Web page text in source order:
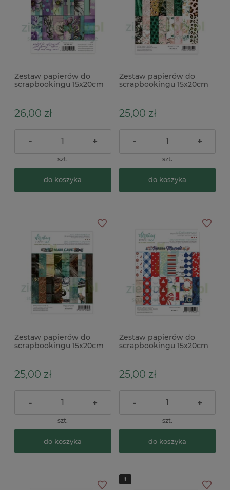
Zestaw papierów do
scrapbookingu 15x20cm
26,00 zł
- +
szt.
do koszyka
Zestaw papierów do
scrapbookingu 15x20cm
25,00 zł
- +
szt.
do koszyka
Zestaw papierów do
scrapbookingu 15x20cm
25,00 zł
- +
szt.
do koszyka
Zestaw papierów do
scrapbookingu 15x20cm
25,00 zł
- +
szt.
do koszyka